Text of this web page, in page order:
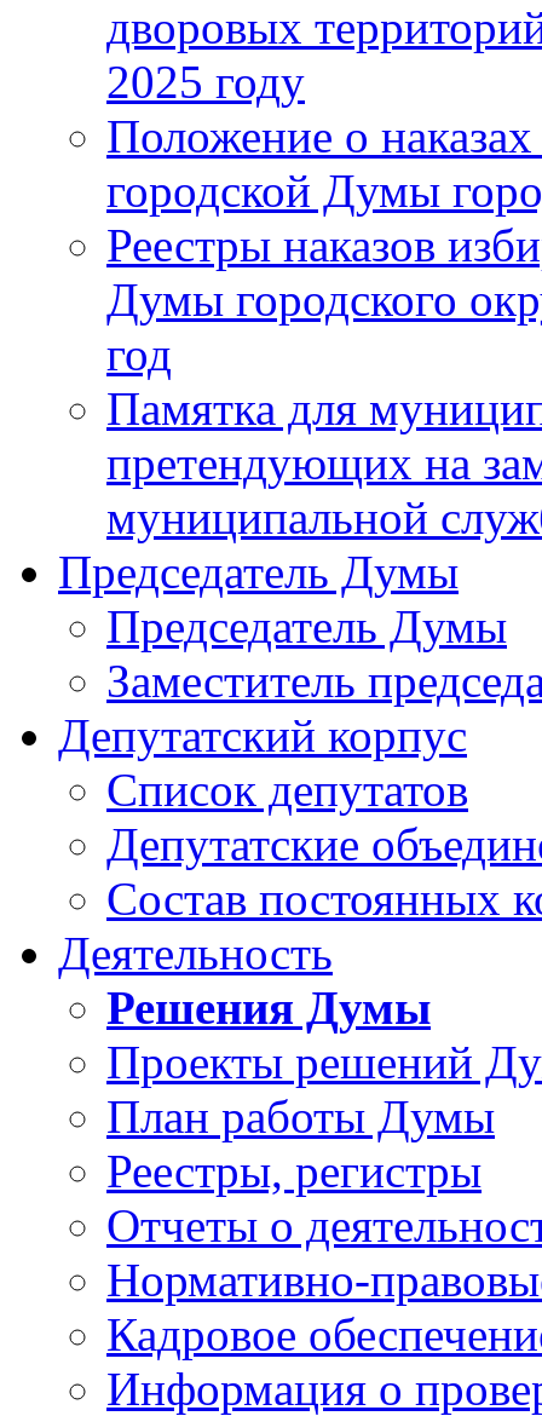
дворовых
2025 году
Положение о
городской Думы
Реестры наказов
Думы городского
год
Памятка для
претендующих на
муниципальной
Председатель Думы
Председатель Думы
Заместитель
Депутатский корпус
Список депутатов
Депутатские
Состав постоянных
Деятельность
Решения Думы
Проекты решений
План работы Думы
Реестры, регистры
Отчеты о
Нормативно-
Кадровое
Информация о